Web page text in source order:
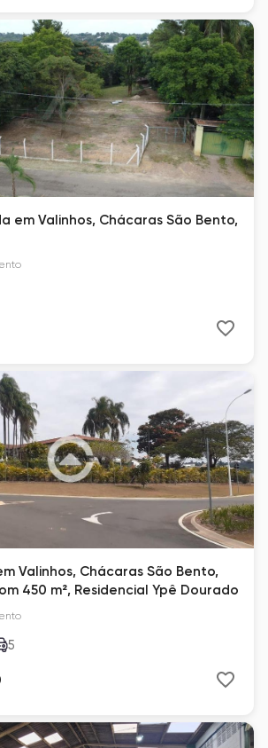
em Valinhos, Chácaras São Bento,
Valinhos, Chácaras São Bento,
450 m², Residencial Ypê Dourado
5